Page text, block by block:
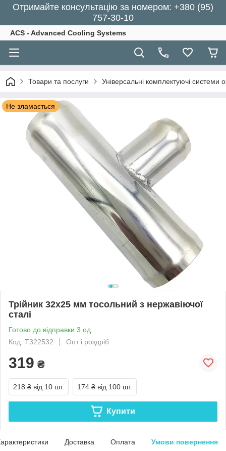
Отримайте консультацію за номером: +380 (95)
757-30-10
ACS - Advanced Cooling Systems
Товари та послуги Універсальні комплектуючі системи
Не зламається
Трійник 32x25 мм тосольний з нержавіючої
сталі
Готово до відправки 3 од.
Код: Т322532
Опт і роздріб
319 ₴
218 ₴ від 10 шт. 174 ₴ від 100 шт.
Купити
Доставка Оплата Умови повернення